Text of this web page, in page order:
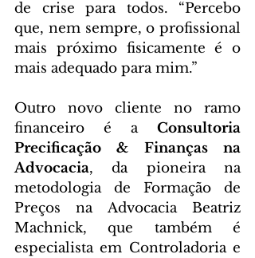
de crise para todos. “Percebo
que, nem sempre, o profissional
mais próximo fisicamente é o
mais adequado para mim.”
Outro novo cliente no ramo
financeiro é a Consultoria
Precificação & Finanças na
Advocacia, da pioneira na
metodologia de Formação de
Preços na Advocacia Beatriz
Machnick, que também é
especialista em Controladoria e